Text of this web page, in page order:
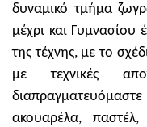
δυναμικό τμήμα
μέχρι και Γυμνασίου
της τέχνης, με το
με τεχνικές
ακουαρέλα,